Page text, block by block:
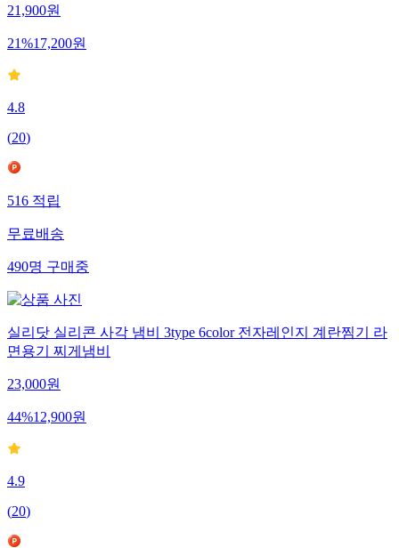
21,900원
21%17,200원
4.8
(20)
516적립
무료배송
490명구매중
실리닷 실리콘 사각 냄비 3type 6color 전자레인지 계란찜기 라
면용기 찌게냄비
23,000원
44%12,900원
4.9
(20)